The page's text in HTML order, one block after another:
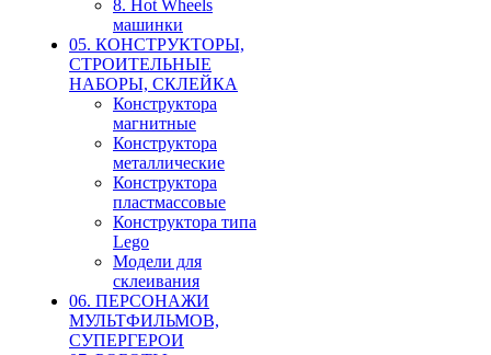
8. Hot Wheels
машинки
05. КОНСТРУКТОРЫ,
СТРОИТЕЛЬНЫЕ
НАБОРЫ, СКЛЕЙКА
Конструктора
магнитные
Конструктора
металлические
Конструктора
пластмассовые
Конструктора типа
Lego
Модели для
склеивания
06. ПЕРСОНАЖИ
МУЛЬТФИЛЬМОВ,
СУПЕРГЕРОИ